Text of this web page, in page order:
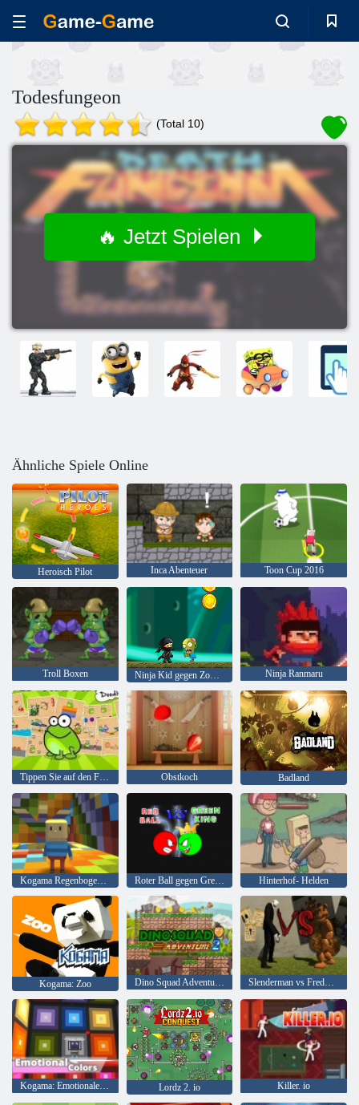
Todesfungeon
(Total 10)
🔥 Jetzt Spielen
Ähnliche Spiele Online
Heroisch Pilot Inca Abenteuer Toon Cup 2016
Troll Boxen Ninja Kid gegen Zombies Ninja Ranmaru
Tippen Sie auf den Frosch-Gekritzel Obstkoch Badland
Kogama Regenbogen Parkour Roter Ball gegen Green King Hinterhof- Helden
Kogama: Zoo Dino Squad Adventure 2 Slenderman vs Freddy Der Fazbear
Kogama: Emotionale Farben Lordz 2. io Killer. io